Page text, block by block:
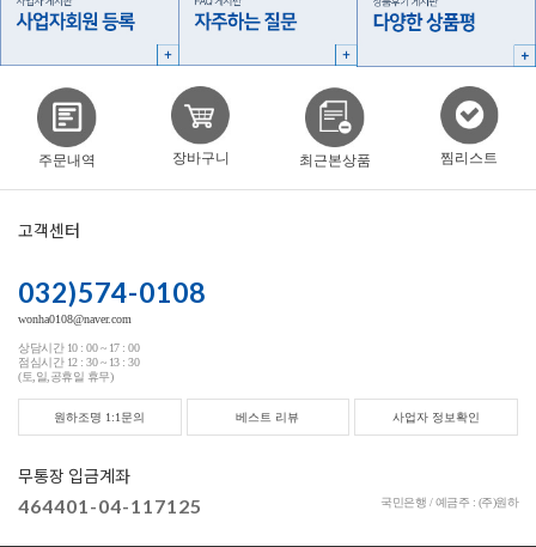
주문내역 장바구니 최근본상품 찜리스트
고객센터
032)574-0108
wonha0108@naver.com
상담시간 10 : 00 ~ 17 : 00
점심시간 12 : 30 ~ 13 : 30
(토,일,공휴일 휴무)
원하조명 1:1문의 베스트 리뷰 사업자 정보확인
무통장 입금계좌
464401-04-117125 국민은행 / 예금주 : (주)원하